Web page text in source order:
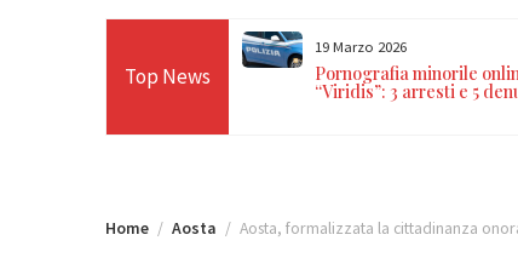
Top News
in 24 ore sulle Alpi:
Paradiso, Cervino e
19 Marzo 2026
Pornografia minorile
“Viridis”: 3 arresti e 5
Home Aosta Aosta, formalizzata la cittadinanza